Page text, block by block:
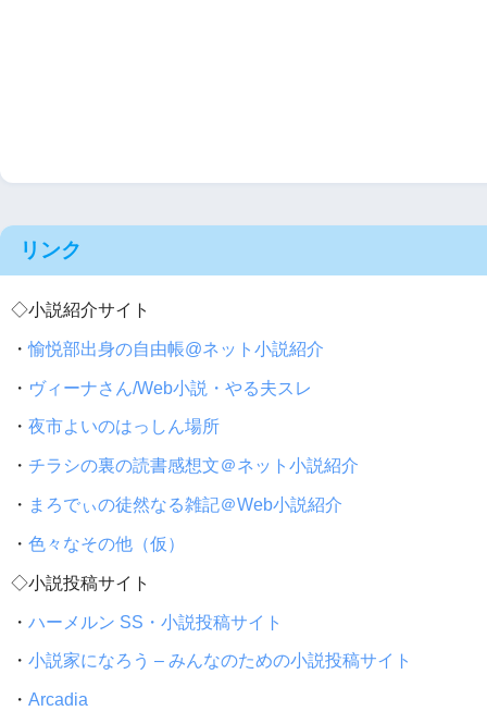
リンク
◇小説紹介サイト
・愉悦部出身の自由帳@ネット小説紹介
・ ヴィーナさん/Web小説・やる夫スレ
・ 夜市よいのはっしん場所
・ チラシの裏の読書感想文＠ネット小説紹介
・ まろでぃの徒然なる雑記＠Web小説紹介
・ 色々なその他（仮）
◇小説投稿サイト
・ ハーメルン SS・小説投稿サイト
・ 小説家になろう – みんなのための小説投稿サイト
・ Arcadia